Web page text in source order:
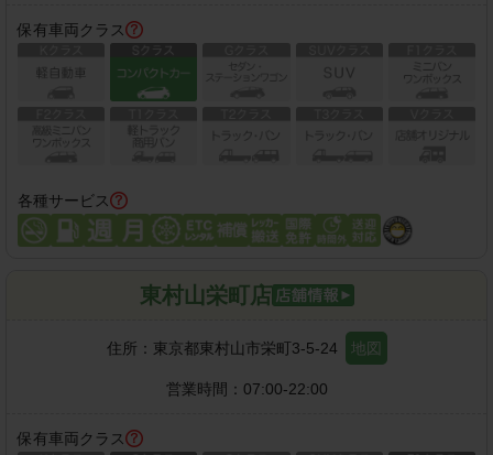
保有車両クラス
各種サービス
東村山栄町店
住所： 東京都東村山市栄町3-5-24 地図
営業時間： 07:00-22:00
保有車両クラス